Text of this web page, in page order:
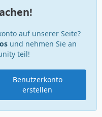
auf unserer Seite?
und nehmen Sie an
teil!
Benutzerkonto
erstellen